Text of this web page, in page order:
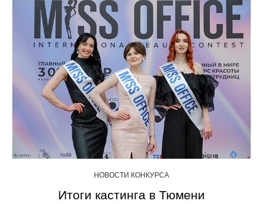
НОВОСТИ КОНКУРСА
Итоги кастинга в Тюмени